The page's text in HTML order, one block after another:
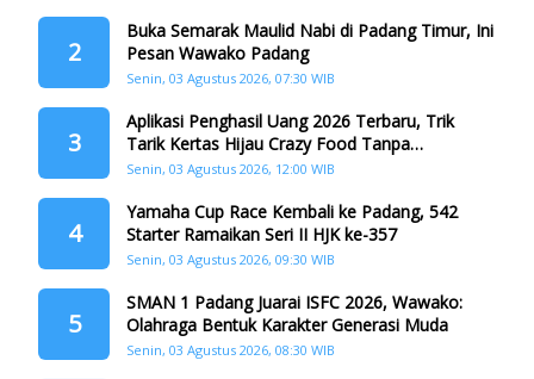
2
Buka Semarak Maulid Nabi di Padang Timur, Ini
Pesan Wawako Padang
Senin, 03 Agustus 2026, 07:30 WIB
3
Aplikasi Penghasil Uang 2026 Terbaru, Trik
Tarik Kertas Hijau Crazy Food Tanpa
Penggandaan
Senin, 03 Agustus 2026, 12:00 WIB
4
Yamaha Cup Race Kembali ke Padang, 542
Starter Ramaikan Seri II HJK ke-357
Senin, 03 Agustus 2026, 09:30 WIB
5
SMAN 1 Padang Juarai ISFC 2026, Wawako:
Olahraga Bentuk Karakter Generasi Muda
Senin, 03 Agustus 2026, 08:30 WIB